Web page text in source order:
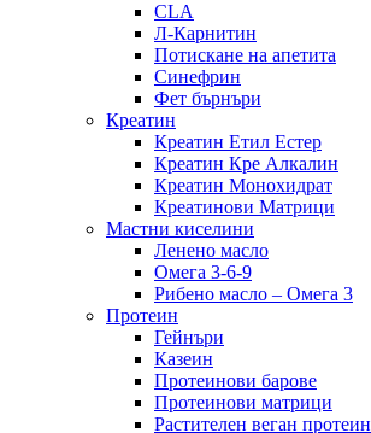
CLA
Л-Карнитин
Потискане на апетита
Синефрин
Фет бърнъри
Креатин
Креатин Етил Естер
Креатин Кре Алкалин
Креатин Монохидрат
Креатинови Матрици
Мастни киселини
Ленено масло
Омега 3-6-9
Рибено масло – Омега 3
Протеин
Гейнъри
Казеин
Протеинови барове
Протеинови матрици
Растителен веган протеин